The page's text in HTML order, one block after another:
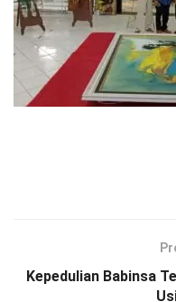
Kepedulian Babinsa